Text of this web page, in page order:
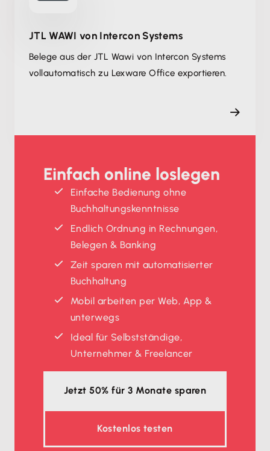
JTL WAWI von Intercon Systems
Belege aus der JTL Wawi von Intercon Systems
vollautomatisch zu Lexware Office exportieren.
Einfach online loslegen
Einfache Bedienung ohne
Buchhaltungskenntnisse
Endlich Ordnung in Rechnungen,
Belegen & Banking
Zeit sparen mit automatisierter
Buchhaltung
Mobil arbeiten per Web, App &
unterwegs
Ideal für Selbstständige,
Unternehmer & Freelancer
Jetzt 50% für 3 Monate sparen
Kostenlos testen